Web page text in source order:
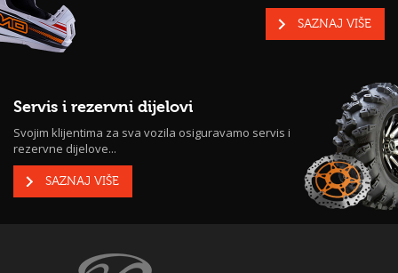
SAZNAJ VIŠE
Servis i rezervni dijelovi
Svojim klijentima za sva vozila osiguravamo servis i
rezervne dijelove...
SAZNAJ VIŠE